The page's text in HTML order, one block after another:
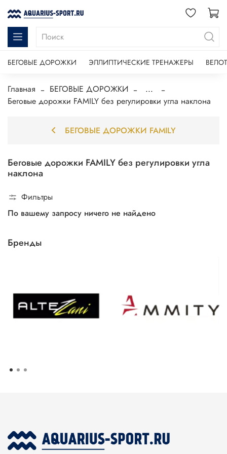
БЕГОВЫЕ ДОРОЖКИ ЭЛЛИПТИЧЕСКИЕ ТРЕНАЖЕРЫ
Главная БЕГОВЫЕ ДОРОЖКИ
...
Беговые дорожки FAMILY без регулировки угла наклона
Беговые дорожки FAMILY без регулировки угла
наклона
Фильтры
По вашему запросу ничего не найдено
Бренды
БЕГОВЫЕ ДОРОЖКИ FAMILY